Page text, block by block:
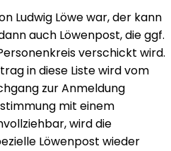
Ludwig Löwe war, der kann
auch Löwenpost, die ggf.
verschickt wird.
in diese Liste wird vom
zur Anmeldung
mit einem
wird die
Löwenpost wieder